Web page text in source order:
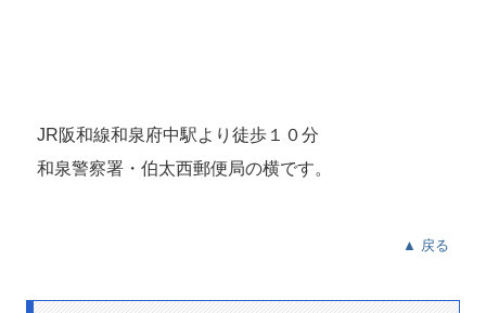
JR阪和線和泉府中駅より徒歩１０分
和泉警察署・伯太西郵便局の横です。
▲ 戻る